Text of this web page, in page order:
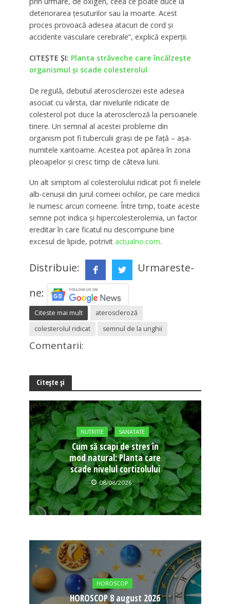
deteriorarea țesuturilor sau la moarte. Acest
proces provoacă adesea atacuri de cord și
accidente vasculare cerebrale”, explică experții.
CITEȘTE ȘI: Planta străveche care încălzește
organismul și scade colesterolul
De regulă, debutul aterosclerozei este adesea
asociat cu vârsta, dar nivelurile ridicate de
colesterol pot duce la ateroscleroză la persoanele
tinere. Un semnal al acestei probleme din
organism pot fi tuberculii grași de pe față – așa-
numitele xantoame. Acestea pot apărea în zona
pleoapelor și cresc timp de câteva luni.
Un alt simptom al colesterolului ridicat pot fi inelele
alb-cenușii din jurul corneei ochilor, pe care medicii
le numesc arcuri corneene. Între timp, toate aceste
semne pot indica și hipercolesterolemia, un factor
ereditar în care ficatul nu descompune bine
excesul de lipide, potrivit actualno.com.
Distribuie:
Urmareste-
ne:
Citeste mai mult
ateroscleroză
colesterolul ridicat
semnul de la unghii
Comentarii:
Citește și
NUTRITIE SANATATE
Cum să scapi de stres în
mod natural: Planta care
scade nivelul cortizolului
08/08/2026
HOROSCOP
HOROSCOP 8 august 2026